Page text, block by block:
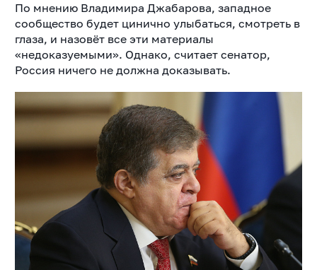
По мнению Владимира Джабарова, западное
сообщество будет цинично улыбаться, смотреть в
глаза, и назовёт все эти материалы
«недоказуемыми». Однако, считает сенатор,
Россия ничего не должна доказывать.